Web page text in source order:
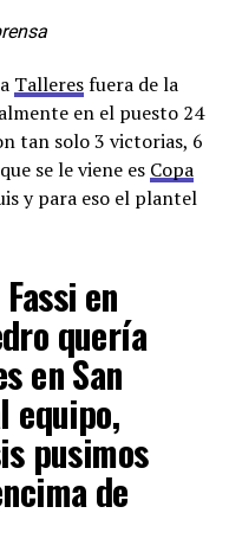
Talleresfuera de la
en el puesto 24
tan solo 3 victorias, 6
se le viene es Copa
y para eso el plantel
en
quería
en San
equipo,
pusimos
de